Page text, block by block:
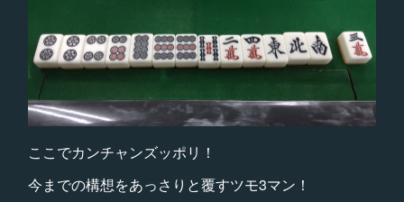
ここでカンチャンズッポリ！
今までの構想をあっさりと覆すツモ3マン！